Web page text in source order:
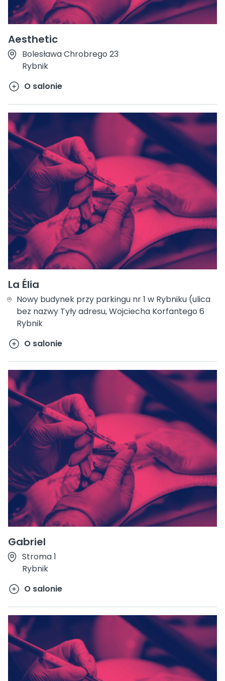
Aesthetic
Bolesława Chrobrego 23
Rybnik
O salonie
La Élia
Nowy budynek przy parkingu nr 1 w Rybniku (ulica
bez nazwy Tyły adresu, Wojciecha Korfantego 6
Rybnik
O salonie
Gabriel
Stroma 1
Rybnik
O salonie